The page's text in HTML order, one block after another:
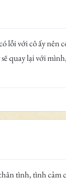
với cô ấy nên
quay lại với
tình, tình